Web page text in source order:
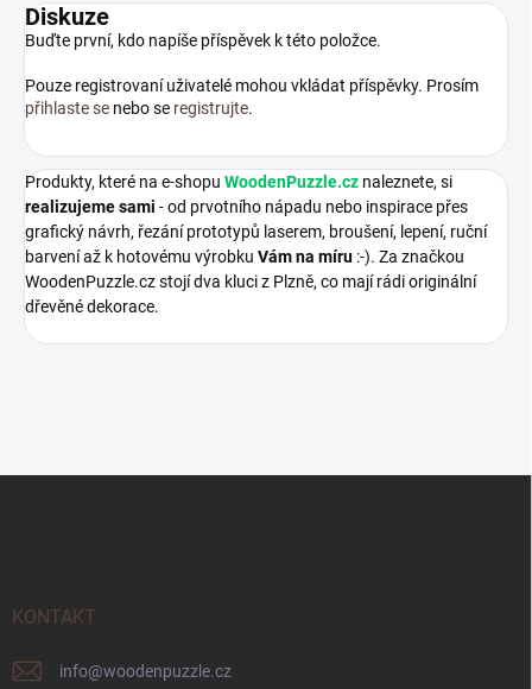
Diskuze
Buďte první, kdo napíše příspěvek k této položce.
Pouze registrovaní uživatelé mohou vkládat příspěvky. Prosím
přihlaste se nebo se registrujte.
Produkty, které na e-shopu WoodenPuzzle.cz naleznete, si
realizujeme sami - od prvotního nápadu nebo inspirace přes
grafický návrh, řezání prototypů laserem, broušení, lepení, ruční
barvení až k hotovému výrobku Vám na míru :-). Za značkou
WoodenPuzzle.cz stojí dva kluci z Plzně, co mají rádi originální
dřevěné dekorace.
KONTAKT
info@woodenpuzzle.cz